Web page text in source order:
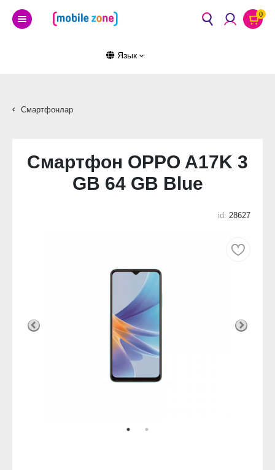
0
Язык
Смартфонлар
Смартфон OPPO A17K 3
GB 64 GB Blue
id: 28627